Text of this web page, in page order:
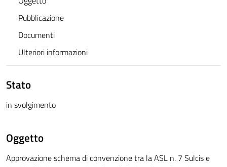
Pubblicazione
Documenti
Ulteriori informazioni
Stato
in svolgimento
Oggetto
Approvazione schema di convenzione tra la ASL n. 7 Sulcis e